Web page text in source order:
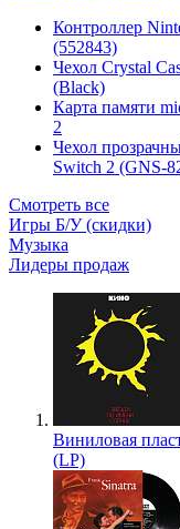
Контроллер
(552843)
Чехол Сrystal
(Black)
Карта памяти
2
Чехол
Switch 2 (GNS-
Смотреть все
Игры Б/У (скидки)
Музыка
Лидеры продаж
Виниловая
(LP)